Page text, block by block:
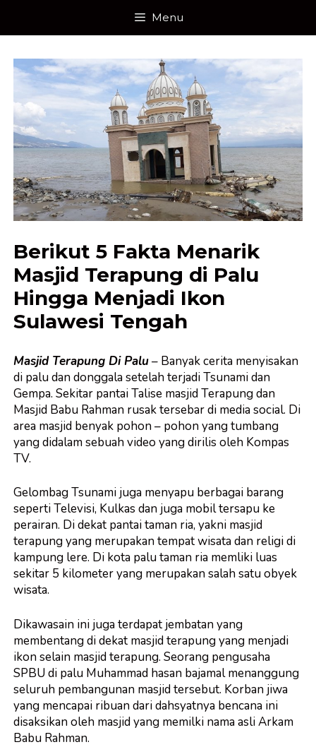
content
Menu
Berikut 5 Fakta Menarik
Masjid Terapung di Palu
Hingga Menjadi Ikon
Sulawesi Tengah
Masjid Terapung Di Palu– Banyak cerita menyisakan
di palu dan donggala setelah terjadi Tsunami dan
Gempa. Sekitar pantai Talise masjid Terapung dan
Masjid Babu Rahman rusak tersebar di media social. Di
area masjid benyak pohon – pohon yang tumbang
yang didalam sebuah video yang dirilis oleh Kompas
TV.
Gelombag Tsunami juga menyapu berbagai barang
seperti Televisi, Kulkas dan juga mobil tersapu ke
perairan. Di dekat pantai taman ria, yakni masjid
terapung yang merupakan tempat wisata dan religi di
kampung lere. Di kota palu taman ria memliki luas
sekitar 5 kilometer yang merupakan salah satu obyek
wisata.
Dikawasain ini juga terdapat jembatan yang
membentang di dekat masjid terapung yang menjadi
ikon selain masjid terapung. Seorang pengusaha
SPBU di palu Muhammad hasan bajamal menanggung
seluruh pembangunan masjid tersebut. Korban jiwa
yang mencapai ribuan dari dahsyatnya bencana ini
disaksikan oleh masjid yang memilki nama asli Arkam
Babu Rahman.